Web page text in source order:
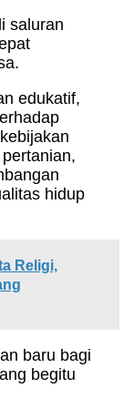
saluran
edukatif,
hidup
Religi,
baru bagi
begitu